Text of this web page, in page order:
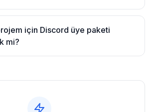
için Discord üye paketi
mi?